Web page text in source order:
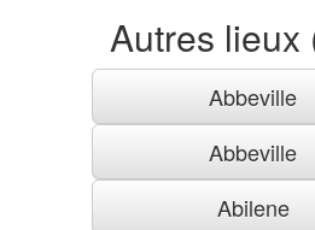
Autres lieux
Abbeville
Abbeville
Abilene